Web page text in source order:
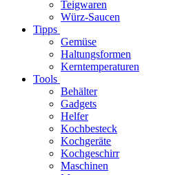
Teigwaren
Würz-Saucen
Tipps
Gemüse
Haltungsformen
Kerntemperaturen
Tools
Behälter
Gadgets
Helfer
Kochbesteck
Kochgeräte
Kochgeschirr
Maschinen